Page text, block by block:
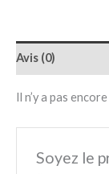
Avis (0)
Il n’y a pas encore
Soyez le